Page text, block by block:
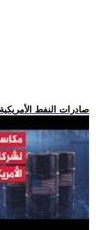
.. صادرات النفط الأمريكية تقفز بمقدار 3